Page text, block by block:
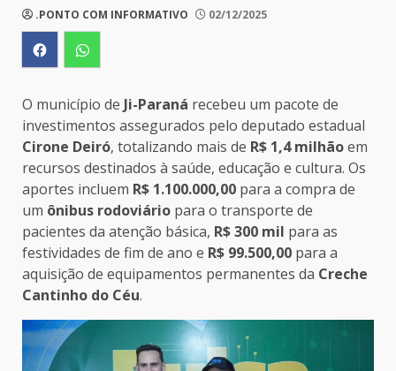
.PONTO COM INFORMATIVO 02/12/2025
O município de Ji-Paraná recebeu um pacote de
investimentos assegurados pelo deputado estadual
Cirone Deiró, totalizando mais de R$ 1,4 milhãoem
recursos destinados à saúde, educação e cultura. Os
aportes incluem R$ 1.100.000,00 para a compra de
um ônibus rodoviário para o transporte de
pacientes da atenção básica, R$ 300 mil para as
festividades de fim de ano e R$ 99.500,00 para a
aquisição de equipamentos permanentes da Creche
Cantinho do Céu.